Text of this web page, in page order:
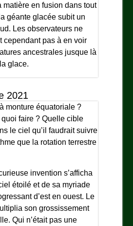
matière en fusion dans tout
géante glacée subit un
Les observateurs ne
cependant pas à en voir
ancestrales jusque là
glace.
2021
monture équatoriale ?
faire ? Quelle cible
le ciel qu’il faudrait suivre
que la rotation terrestre
invention s’afficha
étoilé et de sa myriade
d’est en ouest. Le
son grossissement
Qui n’était pas une